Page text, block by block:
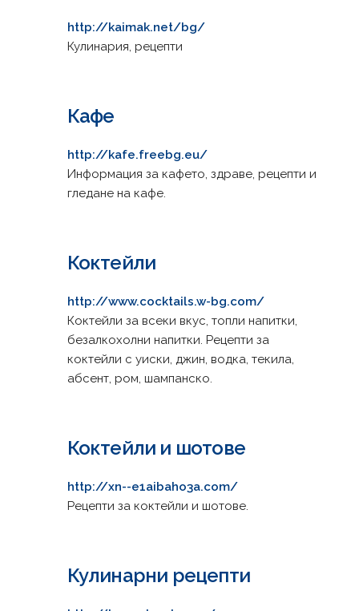
http://kaimak.net/bg/
Кулинария, рецепти
Кафе
http://kafe.freebg.eu/
Информация за кафето, здраве, рецепти и
гледане на кафе.
Коктейли
http://www.cocktails.w-bg.com/
Коктейли за всеки вкус, топли напитки,
безалкохолни напитки. Рецепти за
коктейли с уиски, джин, водка, текила,
абсент, ром, шампанско.
Коктейли и шотове
http://xn--e1aibaho3a.com/
Рецепти за коктейли и шотове.
Кулинарни рецепти